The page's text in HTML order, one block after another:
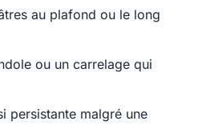
au plafond ou le long
ou un carrelage qui
persistante malgré une